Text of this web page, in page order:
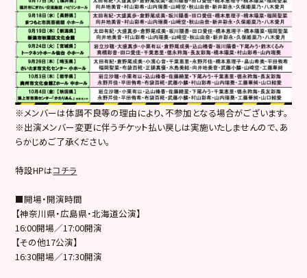
※メンバーは体調不良等の理由により、不参加となる場合がございます。
※出演メンバー変更に伴うチケット払い戻しは実施いたしませんので、あ
らかじめご了承ください。
特設HPはコチラ
■開場・開演時間
【神奈川県・広島県・北海道公演】
16:00開場／17:00開演
【その他17公演】
16:30開場／17:30開演